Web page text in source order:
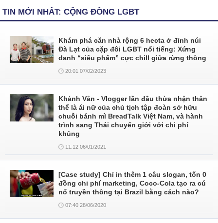
TIN MỚI NHẤT: CỘNG ĐỒNG LGBT
Khám phá căn nhà rộng 6 hecta ở đỉnh núi
Đà Lạt của cặp đôi LGBT nổi tiếng: Xứng
danh “siêu phẩm” cực chill giữa rừng thông
20:01 07/02/2023
Khánh Vân - Vlogger lần đầu thừa nhận thân
thế là ái nữ của chủ tịch tập đoàn sở hữu
chuỗi bánh mì BreadTalk Việt Nam, và hành
trình sang Thái chuyển giới với chi phí
khủng
11:12 06/01/2021
[Case study] Chỉ in thêm 1 câu slogan, tốn 0
đồng chi phí marketing, Coco-Cola tạo ra cú
nổ truyền thông tại Brazil bằng cách nào?
07:40 28/06/2020